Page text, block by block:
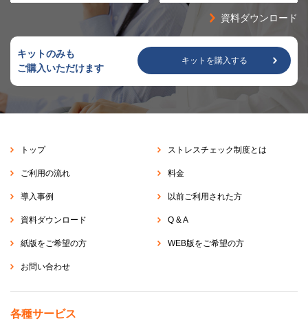
資料ダウンロード
キットのみも
ご購入いただけます
キットを購入する
トップ ストレスチェック制度とは
ご利用の流れ 料金
導入事例 以前ご利用された方
資料ダウンロード Q & A
紙版をご希望の方 WEB版をご希望の方
お問い合わせ
各種サービス